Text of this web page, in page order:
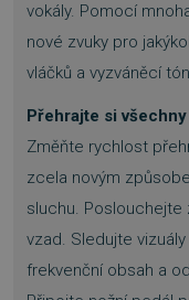
vokály. Pomocí
nové zvuky pro
vláčků a vyzváněcí
Přehrajte si
Změňte rychlost
zcela novým
sluchu. Poslouchejte
vzad. Sledujte
frekvenční obsah a